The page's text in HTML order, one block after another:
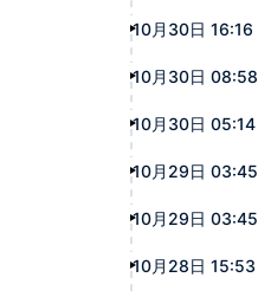
10月30日 16:16
10月30日 08:58
10月30日 05:14
10月29日 03:45
10月29日 03:45
10月28日 15:53